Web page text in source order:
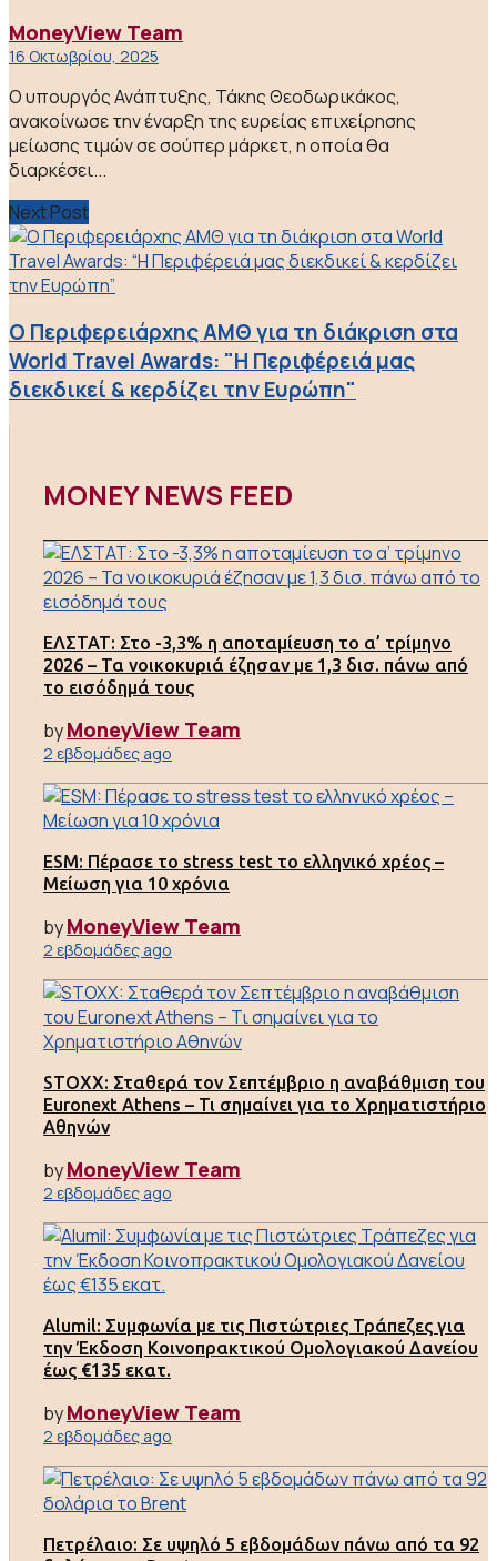
MoneyView Team
16 Οκτωβρίου, 2025
Ο υπουργός Ανάπτυξης, Τάκης Θεοδωρικάκος,
ανακοίνωσε την έναρξη της ευρείας επιχείρησης
μείωσης τιμών σε σούπερ μάρκετ, η οποία θα
διαρκέσει...
Next Post
Ο Περιφερειάρχης ΑΜΘ για τη διάκριση στα
World Travel Awards: "Η Περιφέρειά μας
διεκδικεί & κερδίζει την Ευρώπη"
MONEY NEWS FEED
ΕΛΣΤΑΤ: Στο -3,3% η αποταμίευση το α’ τρίμηνο
2026 – Τα νοικοκυριά έζησαν με 1,3 δισ. πάνω από
το εισόδημά τους
byMoneyView Team
2 εβδομάδες ago
ESM: Πέρασε το stress test το ελληνικό χρέος –
Μείωση για 10 χρόνια
byMoneyView Team
2 εβδομάδες ago
STOXX: Σταθερά τον Σεπτέμβριο η αναβάθμιση του
Euronext Athens – Τι σημαίνει για το Χρηματιστήριο
Αθηνών
byMoneyView Team
2 εβδομάδες ago
Alumil: Συμφωνία με τις Πιστώτριες Τράπεζες για
την Έκδοση Κοινοπρακτικού Ομολογιακού Δανείου
έως €135 εκατ.
byMoneyView Team
2 εβδομάδες ago
Πετρέλαιο: Σε υψηλό 5 εβδομάδων πάνω από τα 92